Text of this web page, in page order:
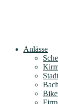
Anlässe